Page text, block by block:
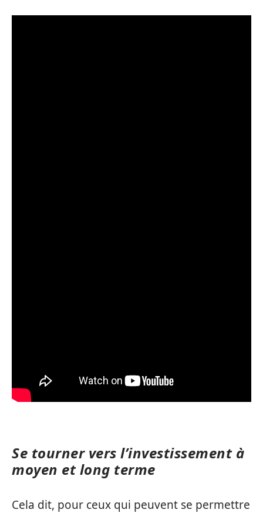
Se tourner vers l’investissement à
moyen et long terme
Cela dit, pour ceux qui peuvent se permettre